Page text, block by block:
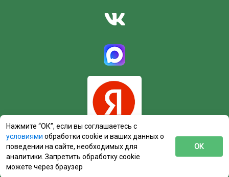
Нажмите “ОК”, если вы соглашаетесь с
условиями обработки cookie и ваших данных о
поведении на сайте, необходимых для
аналитики. Запретить обработку cookie
можете через браузер
ОК